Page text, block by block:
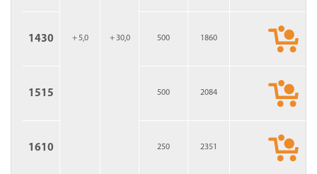
+ 5,0 + 30,0
1430 500 1860
1515 500 2084
1610 250 2351